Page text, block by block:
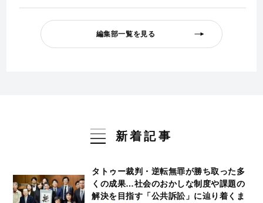
編集部一覧を見る
新着記事
タトゥー裁判・逆転無罪が勝ち取った多
くの成果…社会のおかしな制度や課題の
解決を目指す「公共訴訟」に辿り着くま